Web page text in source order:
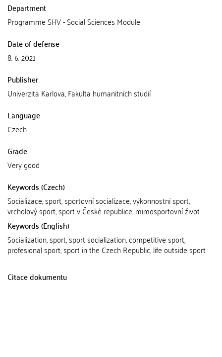
Department
Programme SHV - Social Sciences Module
Date of defense
8. 6. 2021
Publisher
Univerzita Karlova, Fakulta humanitních studií
Language
Czech
Grade
Very good
Keywords (Czech)
Socializace, sport, sportovní socializace, výkonnostní sport,
vrcholový sport, sport v České republice, mimosportovní život
Keywords (English)
Socialization, sport, sport socialization, competitive sport,
profesional sport, sport in the Czech Republic, life outside sport
Citace dokumentu